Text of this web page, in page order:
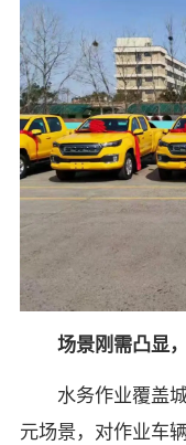
场景刚需凸显
水务作业覆盖
元场景，对作业车